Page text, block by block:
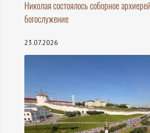
Николая состоялось соборное
богослужение
23.07.2026